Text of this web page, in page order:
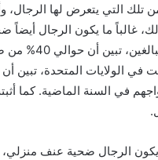
التي يتعرض لها الرجال، وأن
غالباً ما يكون الرجال
حديثة أجريت
في السنة الماضية. كما
الرجال ضحية عنف منزلي،